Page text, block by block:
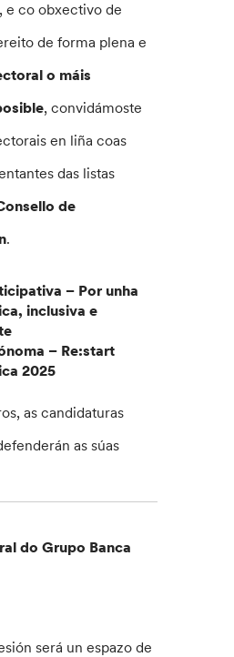
e co obxectivo de
de forma plena e
o máis
, convidámoste
en liña coas
das listas
de
.
– Por unha
inclusiva e
– Re:start
2025
as candidaturas
as súas
do Grupo Banca
será un espazo de